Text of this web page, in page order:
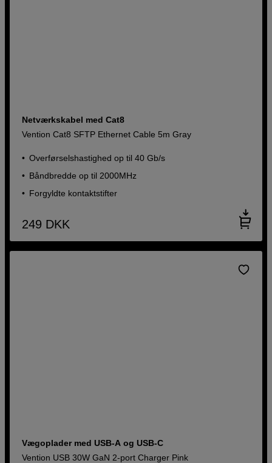
Netværkskabel med Cat8
Vention Cat8 SFTP Ethernet Cable 5m Gray
Overførselshastighed op til 40 Gb/s
Båndbredde op til 2000MHz
Forgyldte kontaktstifter
249 DKK
Vægoplader med USB-A og USB-C
Vention USB 30W GaN 2-port Charger Pink